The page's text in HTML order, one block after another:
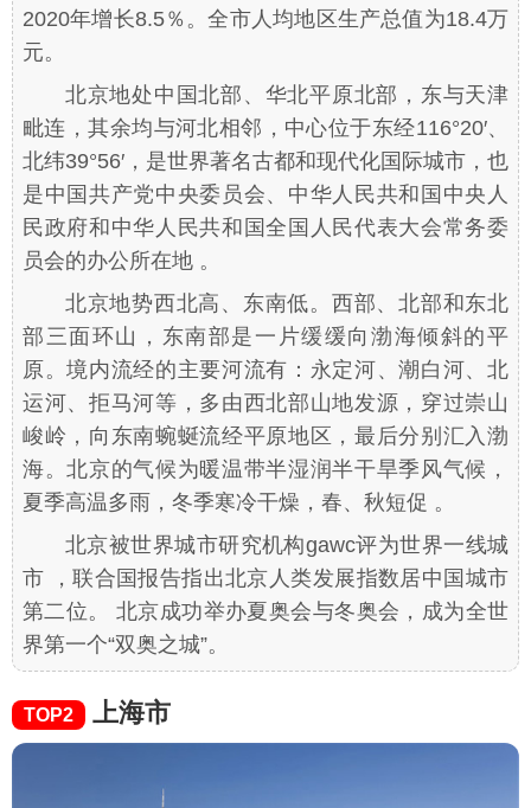
2020年增长8.5％。全市人均地区生产总值为18.4万
元。
北京地处中国北部、华北平原北部，东与天津
毗连，其余均与河北相邻，中心位于东经116°20′、
北纬39°56′，是世界著名古都和现代化国际城市，也
是中国共产党中央委员会、中华人民共和国中央人
民政府和中华人民共和国全国人民代表大会常务委
员会的办公所在地 。
北京地势西北高、东南低。西部、北部和东北
部三面环山，东南部是一片缓缓向渤海倾斜的平
原。境内流经的主要河流有：永定河、潮白河、北
运河、拒马河等，多由西北部山地发源，穿过崇山
峻岭，向东南蜿蜒流经平原地区，最后分别汇入渤
海。北京的气候为暖温带半湿润半干旱季风气候，
夏季高温多雨，冬季寒冷干燥，春、秋短促 。
北京被世界城市研究机构gawc评为世界一线城
市 ，联合国报告指出北京人类发展指数居中国城市
第二位。 北京成功举办夏奥会与冬奥会，成为全世
界第一个“双奥之城”。
TOP2 上海市